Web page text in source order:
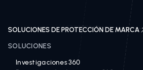
SOLUCIONES DE PROTECCIÓN DE MARCA
SOLUCIONES
Investigaciones 360